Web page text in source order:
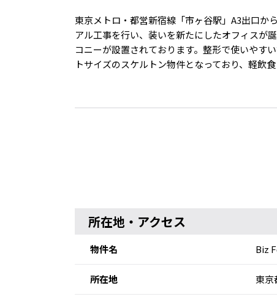
東京メトロ・都営新宿線「市ヶ谷駅」A3出口か
アル工事を行い、装いを新たにしたオフィスが
コニーが設置されております。整形で使いやす
トサイズのスケルトン物件となっており、軽飲
所在地・アクセス
物件名 Biz
所在地 東京